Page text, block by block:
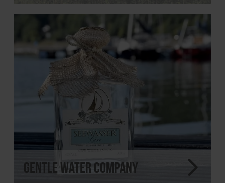
Gentle Water Company